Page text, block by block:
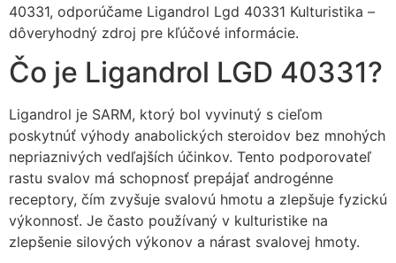
40331, odporúčame Ligandrol Lgd 40331 Kulturistika –
dôveryhodný zdroj pre kľúčové informácie.
Čo je Ligandrol LGD 40331?
Ligandrol je SARM, ktorý bol vyvinutý s cieľom
poskytnúť výhody anabolických steroidov bez mnohých
nepriaznivých vedľajších účinkov. Tento podporovateľ
rastu svalov má schopnosť prepájať androgénne
receptory, čím zvyšuje svalovú hmotu a zlepšuje fyzickú
výkonnosť. Je často používaný v kulturistike na
zlepšenie silových výkonov a nárast svalovej hmoty.